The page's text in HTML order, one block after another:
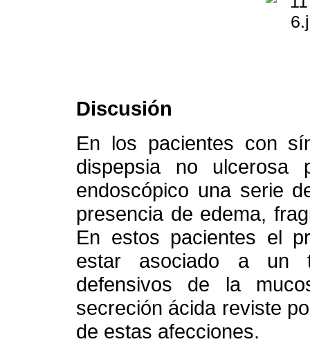
Discusión
En los pacientes con
dispepsia no ulcerosa
endoscópico una serie
presencia de edema,
En estos pacientes el
estar asociado a un
defensivos de la
secreción ácida reviste
de estas afecciones.